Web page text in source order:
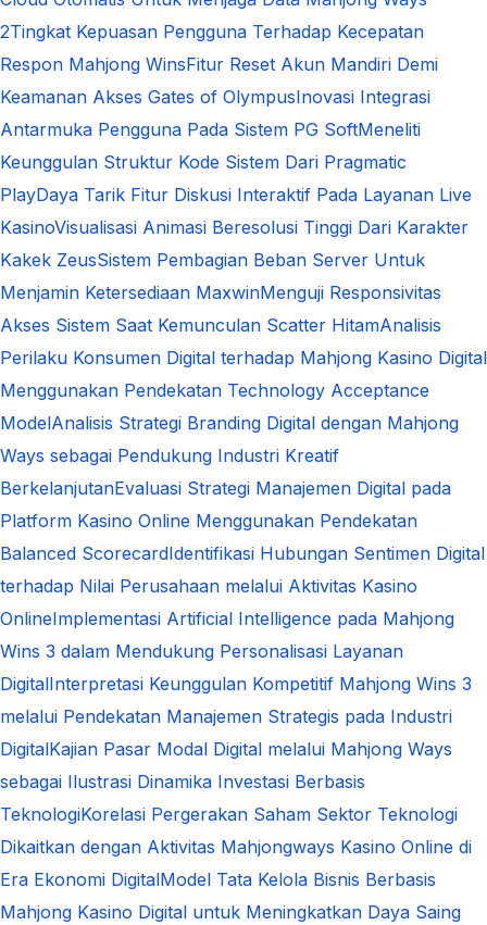
2Tingkat Kepuasan Pengguna Terhadap Kecepatan
Respon Mahjong WinsFitur Reset Akun Mandiri Demi
Keamanan Akses Gates of OlympusInovasi Integrasi
Antarmuka Pengguna Pada Sistem PG SoftMeneliti
Keunggulan Struktur Kode Sistem Dari Pragmatic
PlayDaya Tarik Fitur Diskusi Interaktif Pada Layanan Live
KasinoVisualisasi Animasi Beresolusi Tinggi Dari Karakter
Kakek ZeusSistem Pembagian Beban Server Untuk
Menjamin Ketersediaan MaxwinMenguji Responsivitas
Akses Sistem Saat Kemunculan Scatter HitamAnalisis
Perilaku Konsumen Digital terhadap Mahjong Kasino Digital
Menggunakan Pendekatan Technology Acceptance
ModelAnalisis Strategi Branding Digital dengan Mahjong
Ways sebagai Pendukung Industri Kreatif
BerkelanjutanEvaluasi Strategi Manajemen Digital pada
Platform Kasino Online Menggunakan Pendekatan
Balanced ScorecardIdentifikasi Hubungan Sentimen Digital
terhadap Nilai Perusahaan melalui Aktivitas Kasino
OnlineImplementasi Artificial Intelligence pada Mahjong
Wins 3 dalam Mendukung Personalisasi Layanan
DigitalInterpretasi Keunggulan Kompetitif Mahjong Wins 3
melalui Pendekatan Manajemen Strategis pada Industri
DigitalKajian Pasar Modal Digital melalui Mahjong Ways
sebagai Ilustrasi Dinamika Investasi Berbasis
TeknologiKorelasi Pergerakan Saham Sektor Teknologi
Dikaitkan dengan Aktivitas Mahjongways Kasino Online di
Era Ekonomi DigitalModel Tata Kelola Bisnis Berbasis
Mahjong Kasino Digital untuk Meningkatkan Daya Saing